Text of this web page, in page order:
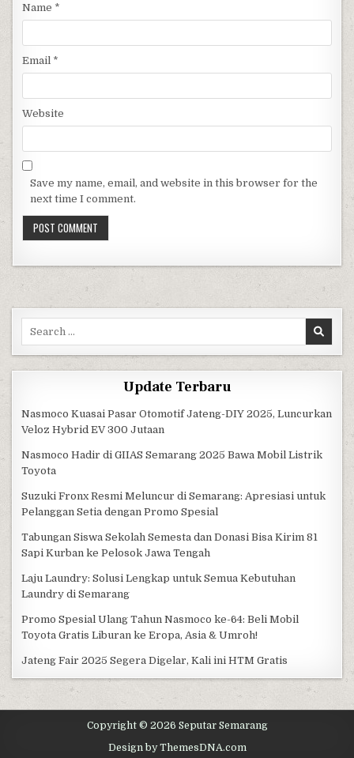
Name *
Email *
Website
Save my name, email, and website in this browser for the
next time I comment.
Search for:
Update Terbaru
Nasmoco Kuasai Pasar Otomotif Jateng-DIY 2025, Luncurkan
Veloz Hybrid EV 300 Jutaan
Nasmoco Hadir di GIIAS Semarang 2025 Bawa Mobil Listrik
Toyota
Suzuki Fronx Resmi Meluncur di Semarang: Apresiasi untuk
Pelanggan Setia dengan Promo Spesial
Tabungan Siswa Sekolah Semesta dan Donasi Bisa Kirim 81
Sapi Kurban ke Pelosok Jawa Tengah
Laju Laundry: Solusi Lengkap untuk Semua Kebutuhan
Laundry di Semarang
Promo Spesial Ulang Tahun Nasmoco ke-64: Beli Mobil
Toyota Gratis Liburan ke Eropa, Asia & Umroh!
Jateng Fair 2025 Segera Digelar, Kali ini HTM Gratis
Copyright © 2026 Seputar Semarang
Design by ThemesDNA.com